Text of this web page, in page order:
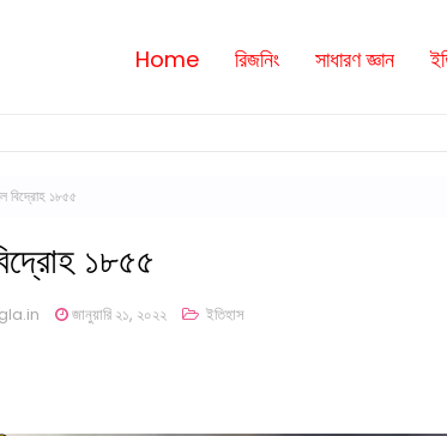
Home রিজনিং সাধারণ জ্ঞান
বিদ্রোহ ১৮৫৫
১৮৫৫
জানুয়ারি ২১, ২০২২ ইতিহাস